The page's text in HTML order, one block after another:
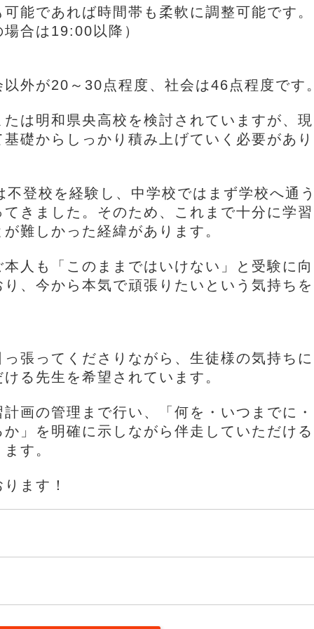
能であれば時間帯も柔軟に調整可能です。
合は19:00以降）
以外が20～30点程度、社会は46点程度です
は明和県央高校を検討されていますが、現
礎からしっかり積み上げていく必要があり
不登校を経験し、中学校ではまず学校へ通
きました。そのため、これまで十分に学習
難しかった経緯があります。
人も「このままではいけない」と受験に向
、今から本気で頑張りたいという気持ちを
張ってくださりながら、生徒様の気持ちに
る先生を希望されています。
画の管理まで行い、「何を・いつまでに・
」を明確に示しながら伴走していただける
す。
ます！